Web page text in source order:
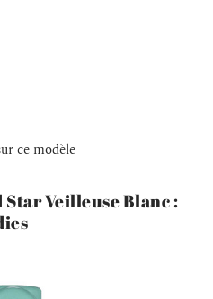
ce modèle
Veilleuse Blanc :